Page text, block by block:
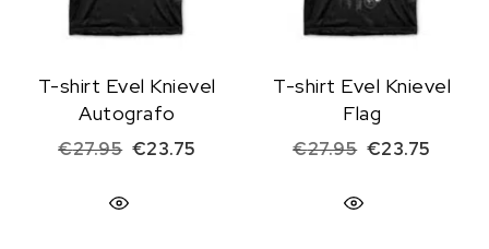
T-shirt Evel Knievel
Autografo
€27.95 Il prezzo originale era: €27.95.
€23.75 Il prezzo attuale è: €23.75.
T-shirt Evel Knievel
Flag
€27.95 Il prezzo
€23.75